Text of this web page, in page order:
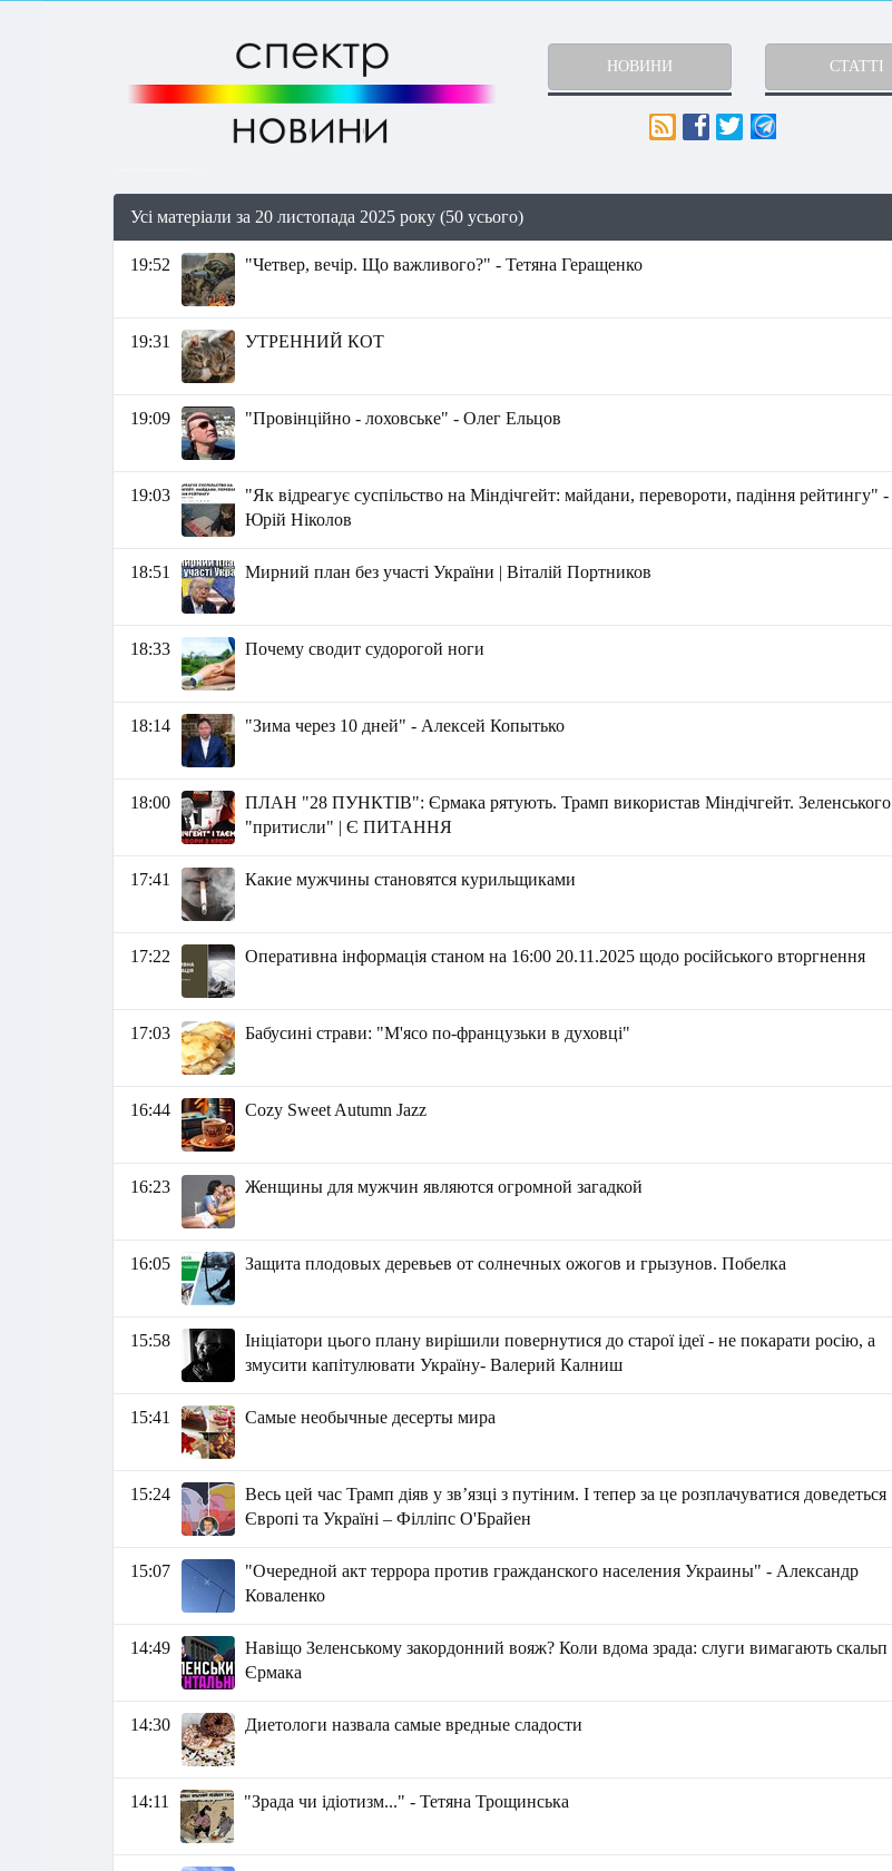
НОВИНИ СТАТТІ
Усі матеріали за 20 листопада 2025 року (50 усього)
19:52 "Четвер, вечір. Що важливого?" - Тетяна Геращенко
19:31 УТРЕННИЙ КОТ
19:09 "Провінційно - лоховське" - Олег Ельцов
19:03
"Як відреагує суспільство на Міндічгейт: майдани, перевороти, падіння рейтингу" -
Юрій Ніколов
18:51 Мирний план без участі України | Віталій Портников
18:33 Почему сводит судорогой ноги
18:14 "Зима через 10 дней" - Алексей Копытько
18:00
ПЛАН "28 ПУНКТІВ": Єрмака рятують. Трамп використав Міндічгейт. Зеленського
"притисли" | Є ПИТАННЯ
17:41 Какие мужчины становятся курильщиками
17:22 Оперативна інформація станом на 16:00 20.11.2025 щодо російського вторгнення
17:03 Бабусині страви: "М'ясо по-французьки в духовці"
16:44 Cozy Sweet Autumn Jazz
16:23 Женщины для мужчин являются огромной загадкой
16:05 Защита плодовых деревьев от солнечных ожогов и грызунов. Побелка
15:58
Ініціатори цього плану вирішили повернутися до старої ідеї - не покарати росію, а
змусити капітулювати Україну- Валерий Калниш
15:41 Самые необычные десерты мира
15:24
Весь цей час Трамп діяв у зв’язці з путіним. І тепер за це розплачуватися доведеться
Європі та Україні – Філліпс О'Брайен
15:07
"Очередной акт террора против гражданского населения Украины" - Александр
Коваленко
14:49
Навіщо Зеленському закордонний вояж? Коли вдома зрада: слуги вимагають скальп
Єрмака
14:30 Диетологи назвала самые вредные сладости
14:11 "Зрада чи ідіотизм..." - Тетяна Трощинська